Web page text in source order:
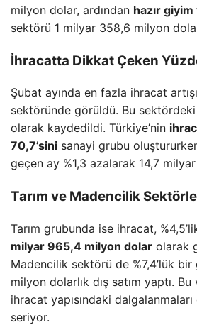
milyon dolar, ardından hazır
sektörü 1 milyar 358,6 milyon
İhracatta Dikkat Çeken
Şubat ayında en fazla ihracat
sektöründe görüldü. Bu sektördeki
olarak kaydedildi. Türkiye’nin
70,7’sini sanayi grubu
geçen ay %1,3 azalarak 14,7
Tarım ve Madencilik
Tarım grubunda ise ihracat,
milyar 965,4 milyon dolar olarak
Madencilik sektörü de %7,4’lük
milyon dolarlık dış satım yaptı. Bu
ihracat yapısındaki
seriyor.